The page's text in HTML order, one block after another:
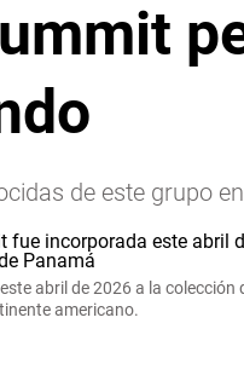
de este grupo
abril de 2026 a la colección
americano.